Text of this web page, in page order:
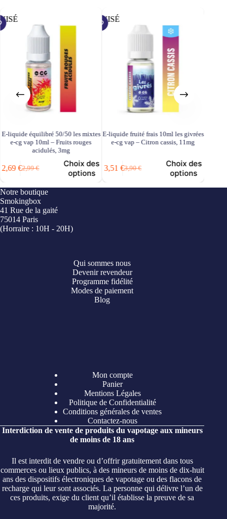
mixtes
rouges
des
E-liquide fruité frais 10ml les givrées
e-cg vap – Citron cassis, 11mg
3,90€
initial
3,90 €.
3,51
actuel
3,51 €.
Choix des
options
E-liquide équilibré 50/50 les
e-cg vap 10ml – Pastèque
2,99€
initial
2,69
actuel
Ajouter
Notre boutique
Smokingbox
41 Rue de la gaité
75014 Paris
(Horraire : 10H - 20H)
Qui sommes nous
Devenir revendeur
Programme fidélité
Modes de paiement
Blog
Mon compte
Panier
Mentions Légales
Politique de Confidentialité
Conditions générales de ventes
Contactez-nous
Interdiction de vente de produits du vapotage aux mineurs
de moins de 18 ans
Il est interdit de vendre ou d’offrir gratuitement dans tous
commerces ou lieux publics, à des mineurs de moins de dix-huit
ans des dispositifs électroniques de vapotage ou des flacons de
recharge qui leur sont associés. La personne qui délivre l’un de
ces produits, exige du client qu’il établisse la preuve de sa
majorité.